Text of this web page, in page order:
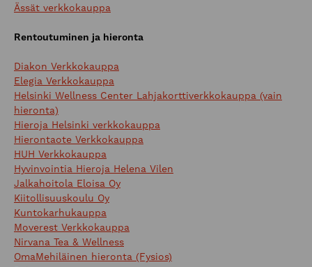
Ässät verkkokauppa
Rentoutuminen ja hieronta
Diakon Verkkokauppa
Elegia Verkkokauppa
Helsinki Wellness Center Lahjakorttiverkkokauppa (vain
hieronta)
Hieroja Helsinki verkkokauppa
Hierontaote Verkkokauppa
HUH Verkkokauppa
Hyvinvointia Hieroja Helena Vilen
Jalkahoitola Eloisa Oy
Kiitollisuuskoulu Oy
Kuntokarhukauppa
Moverest Verkkokauppa
Nirvana Tea & Wellness
OmaMehiläinen hieronta (Fysios)